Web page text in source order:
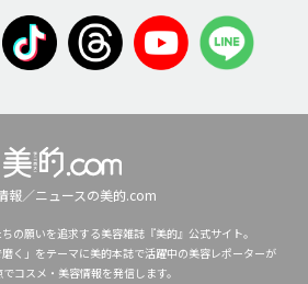
報／ニュースの美的.com
の願いを追求する美容雑誌『美的』公式サイト。
磨く」をテーマに美的本誌で活躍中の美容レポーターが
コスメ・美容情報を発信します。